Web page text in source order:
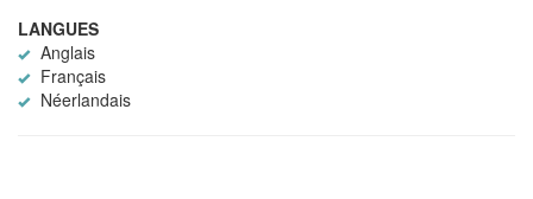
LANGUES
Anglais
Français
Néerlandais